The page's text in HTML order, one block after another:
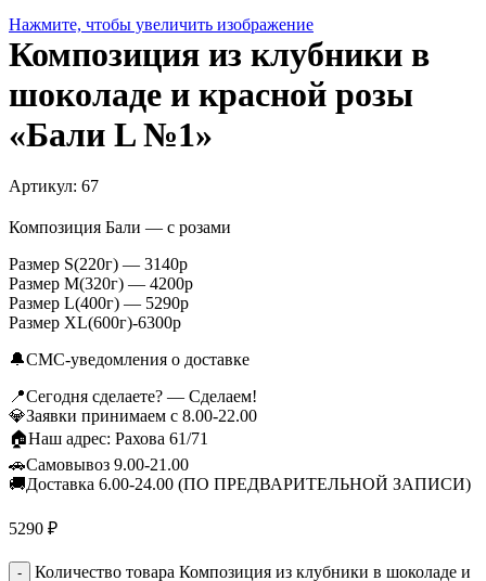
Нажмите, чтобы увеличить изображение
Композиция из клубники в
шоколаде и красной розы
«Бали L №1»
Артикул: 67
Композиция Бали — с розами
Размер S(220г) — 3140р
Размер M(320г) — 4200р
Размер L(400г) — 5290р
Размер XL(600г)-6300р
🔔СМС-уведомления о доставке
📍Сегодня сделаете? — Сделаем!
💎Заявки принимаем с 8.00-22.00
🏠Наш адрес: Рахова 61/71
🚗Самовывоз 9.00-21.00
🚚Доставка 6.00-24.00 (ПО ПРЕДВАРИТЕЛЬНОЙ ЗАПИСИ)
5290 ₽
Количество товара Композиция из клубники в шоколаде и